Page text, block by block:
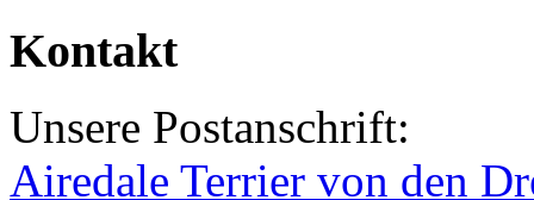
Kontakt
Unsere Postanschrift:
Airedale Terrier von den